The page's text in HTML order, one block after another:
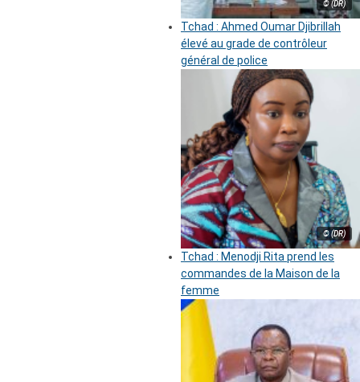
© (DR)
Tchad : Ahmed Oumar Djibrillah
élevé au grade de contrôleur
général de police
© (DR)
Tchad : Menodji Rita prend les
commandes de la Maison de la
femme